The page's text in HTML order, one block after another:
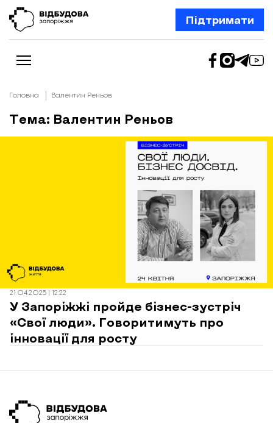
Підтримати
Новини
Головна Валентин Реньов
Тема: Валентин Реньов
21.04.2025 | 12:22
У Запоріжжі пройде бізнес-зустріч
«Свої люди». Говоритимуть про
інновації для росту